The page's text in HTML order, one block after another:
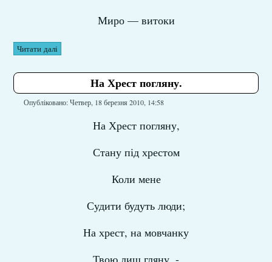
Миро — витоки
Читати далі
На Хрест погляну.
Опубліковано: Четвер, 18 березня 2010, 14:58
На Хрест погляну,
Стану під хрестом
Коли мене
Судити будуть люди;
На хрест, на мовчанку
Твою лиш гляну, -